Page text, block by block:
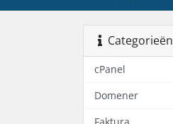
Categorieën
cPanel
Domener